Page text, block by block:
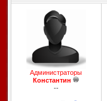
Администраторы
Константин
--